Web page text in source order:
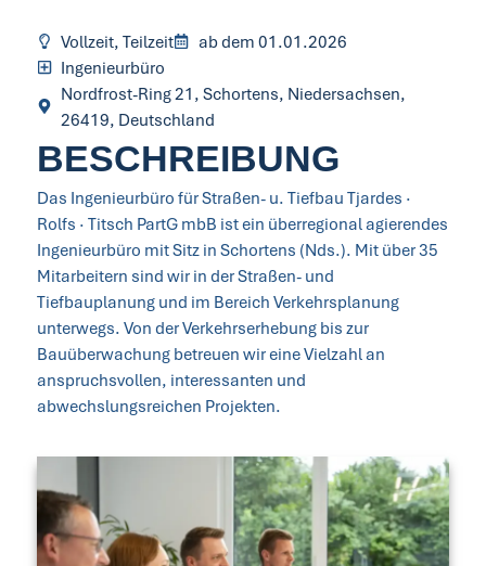
Vollzeit, Teilzeit
ab dem 01.01.2026
Ingenieurbüro
Nordfrost-Ring 21, Schortens, Niedersachsen,
26419, Deutschland
BESCHREIBUNG
Das Ingenieurbüro für Straßen- u. Tiefbau Tjardes ·
Rolfs · Titsch PartG mbB ist ein überregional agierendes
Ingenieurbüro mit Sitz in Schortens (Nds.). Mit über 35
Mitarbeitern sind wir in der Straßen- und
Tiefbauplanung und im Bereich Verkehrsplanung
unterwegs. Von der Verkehrserhebung bis zur
Bauüberwachung betreuen wir eine Vielzahl an
anspruchsvollen, interessanten und
abwechslungsreichen Projekten.